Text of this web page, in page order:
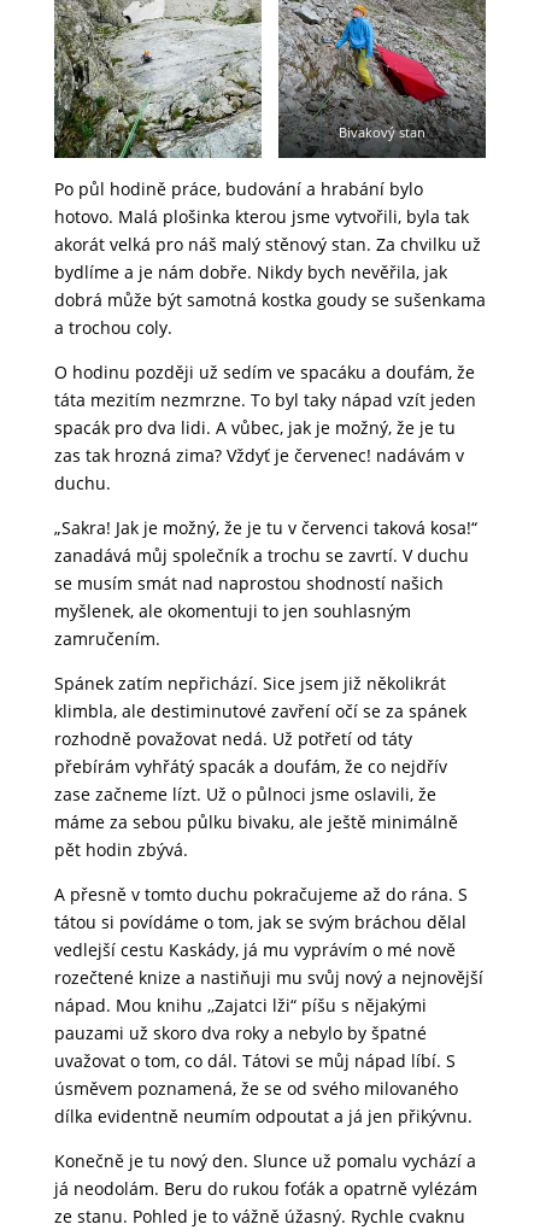
Bivakový stan
Po půl hodině práce, budování a hrabání bylo
hotovo. Malá plošinka kterou jsme vytvořili, byla tak
akorát velká pro náš malý stěnový stan. Za chvilku už
bydlíme a je nám dobře. Nikdy bych nevěřila, jak
dobrá může být samotná kostka goudy se sušenkama
a trochou coly.
O hodinu později už sedím ve spacáku a doufám, že
táta mezitím nezmrzne. To byl taky nápad vzít jeden
spacák pro dva lidi. A vůbec, jak je možný, že je tu
zas tak hrozná zima? Vždyť je červenec! nadávám v
duchu.
„Sakra! Jak je možný, že je tu v červenci taková kosa!“
zanadává můj společník a trochu se zavrtí. V duchu
se musím smát nad naprostou shodností našich
myšlenek, ale okomentuji to jen souhlasným
zamručením.
Spánek zatím nepřichází. Sice jsem již několikrát
klimbla, ale destiminutové zavření očí se za spánek
rozhodně považovat nedá. Už potřetí od táty
přebírám vyhřátý spacák a doufám, že co nejdřív
zase začneme lízt. Už o půlnoci jsme oslavili, že
máme za sebou půlku bivaku, ale ještě minimálně
pět hodin zbývá.
A přesně v tomto duchu pokračujeme až do rána. S
tátou si povídáme o tom, jak se svým bráchou dělal
vedlejší cestu Kaskády, já mu vyprávím o mé nově
rozečtené knize a nastiňuji mu svůj nový a nejnovější
nápad. Mou knihu ,,Zajatci lži“ píšu s nějakými
pauzami už skoro dva roky a nebylo by špatné
uvažovat o tom, co dál. Tátovi se můj nápad líbí. S
úsměvem poznamená, že se od svého milovaného
dílka evidentně neumím odpoutat a já jen přikývnu.
Konečně je tu nový den. Slunce už pomalu vychází a
já neodolám. Beru do rukou foťák a opatrně vylézám
ze stanu. Pohled je to vážně úžasný. Rychle cvaknu